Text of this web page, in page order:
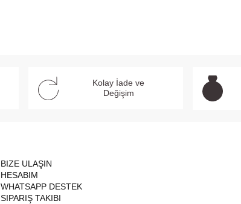
Kolay İade ve
Değişim
BIZE ULAŞIN
HESABIM
WHATSAPP DESTEK
SIPARIŞ TAKIBI